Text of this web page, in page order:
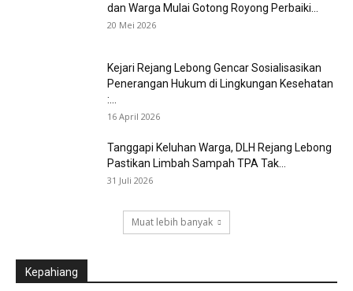
dan Warga Mulai Gotong Royong Perbaiki...
20 Mei 2026
Kejari Rejang Lebong Gencar Sosialisasikan
Penerangan Hukum di Lingkungan Kesehatan
:...
16 April 2026
Tanggapi Keluhan Warga, DLH Rejang Lebong
Pastikan Limbah Sampah TPA Tak...
31 Juli 2026
Muat lebih banyak
Kepahiang